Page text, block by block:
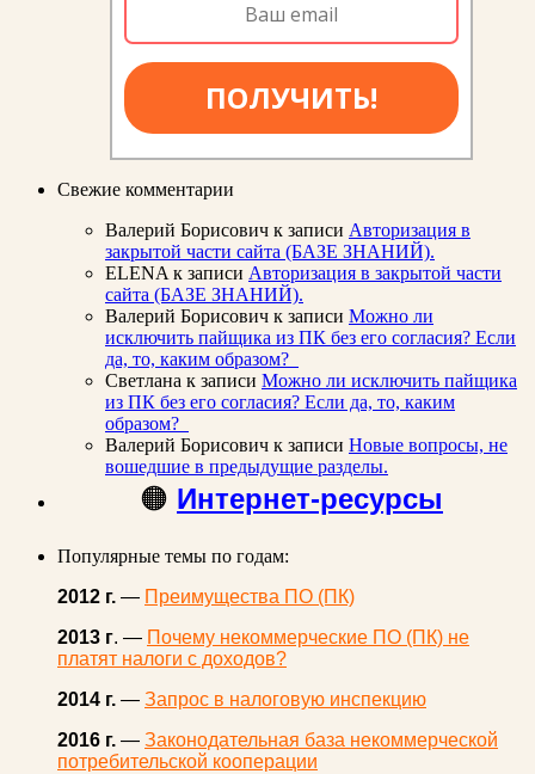
ПОЛУЧИТЬ!
Свежие комментарии
Валерий Борисович к записи Авторизация в
закрытой части сайта (БАЗЕ ЗНАНИЙ).
ELENA к записи Авторизация в закрытой части
сайта (БАЗЕ ЗНАНИЙ).
Валерий Борисович к записи Можно ли
исключить пайщика из ПК без его согласия? Если
да, то, каким образом?
Светлана к записи Можно ли исключить пайщика
из ПК без его согласия? Если да, то, каким
образом?
Валерий Борисович к записи Новые вопросы, не
вошедшие в предыдущие разделы.
🟠 Интернет-ресурсы
Популярные темы по годам:
2012 г. — Преимущества ПО (ПК)
2013 г. — Почему некоммерческие ПО (ПК) не
платят налоги с доходов?
2014 г. — Запрос в налоговую инспекцию
2016 г. — Законодательная база некоммерческой
потребительской кооперации